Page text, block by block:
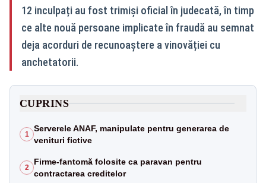
12 inculpați au fost trimiși oficial în judecată, în timp
ce alte nouă persoane implicate în fraudă au semnat
deja acorduri de recunoaștere a vinovăției cu
anchetatorii.
CUPRINS
1
Serverele ANAF, manipulate pentru generarea de
venituri fictive
2
Firme-fantomă folosite ca paravan pentru
contractarea creditelor